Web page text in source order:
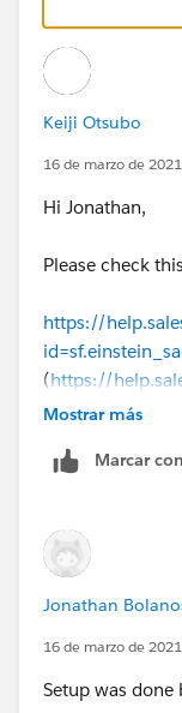
Keiji Otsubo
16 de marzo de
Hi Jonathan,
Please check
https://
(https://
Available in:
for an extra cost
and Unlimited
Mostrar más
Marcar
Jonathan
16 de marzo de
Setup was done